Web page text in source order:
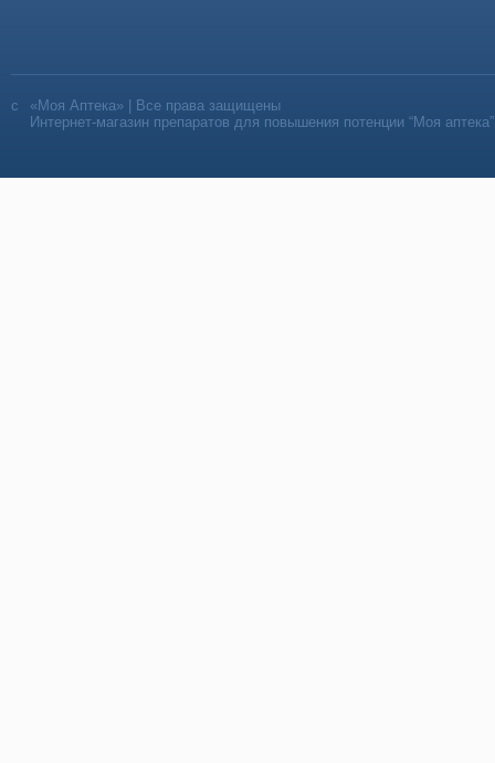
«Моя Аптека» | Все права защищены
Интернет-магазин препаратов для повышения потенции “Моя